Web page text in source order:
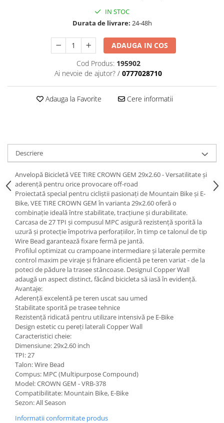
cauciucuri-bicicleta
Camere bicicleta
Cauciuc tubeless cu GEL antipană
Accesorii
Anvelope moto
Camere moto
Anvelope ATV
Cauciucuri bicicleta
Anvelope și Camere Utilaje
https://www.doctortrotineta.ro/plata-
tbi?
forceOriginalForEdit=1&preview=00681
IN STOC
Durata de livrare: 24-48h
ADAUGA IN COS
Cod Produs: 195902
Ai nevoie de ajutor? / 0777028710
Adauga la Favorite Cere informatii
Descriere
Anvelopă Bicicletă VEE TIRE CROWN GEM 29x2.60 - Versatilitate și
aderență pentru orice provocare off-road
Proiectată special pentru cicliștii pasionați de Mountain Bike și E-
Bike, VEE TIRE CROWN GEM în varianta 29x2.60 oferă o
combinație ideală între stabilitate, tracțiune și durabilitate.
Carcasa de 27 TPI și compusul MPC asigură rezistență sporită la
uzură și protecție împotriva perforațiilor, în timp ce talonul de tip
Wire Bead garantează fixare fermă pe jantă.
Profilul optimizat cu crampoane intermediare și laterale permite
control maxim pe viraje și frânare eficientă pe teren variat - de la
poteci de pădure la trasee stâncoase. Designul Copper Wall
adaugă un aspect distinct, făcând bicicleta să iasă în evidență.
Avantaje:
Aderență excelentă pe teren uscat sau umed
Stabilitate sporită pe trasee tehnice
Rezistență ridicată pentru utilizare intensivă pe E-Bike
Design estetic cu pereți laterali Copper Wall
Caracteristici cheie:
Dimensiune: 29x2.60 inch
TPI: 27
Talon: Wire Bead
Compus: MPC (Multipurpose Compound)
Model: CROWN GEM - VRB-378
Compatibilitate: Mountain Bike, E-Bike
Sezon: All Season
Informatii conformitate produs